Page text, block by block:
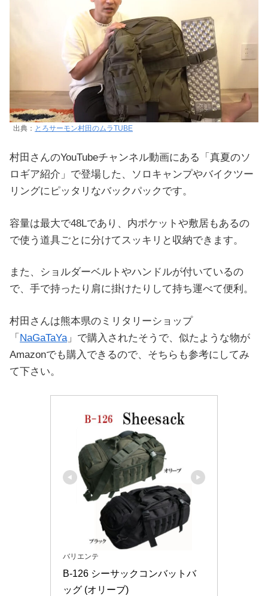
出典： とろサーモン村田のムラTUBE
村田さんのYouTubeチャンネル動画にある「真夏のソ
ロギア紹介」で登場した、ソロキャンプやバイクツー
リングにピッタリなバックパックです。
容量は最大で48Lであり、内ポケットや敷居もあるの
で使う道具ごとに分けてスッキリと収納できます。
また、ショルダーベルトやハンドルが付いているの
で、手で持ったり肩に掛けたりして持ち運べて便利。
村田さんは熊本県のミリタリーショップ
「 NaGaTaYa 」で購入されたそうで、似たような物が
Amazonでも購入できるので、そちらも参考にしてみ
て下さい。
バリエンテ
B-126 シーサックコンバットバ
ッグ (オリーブ)